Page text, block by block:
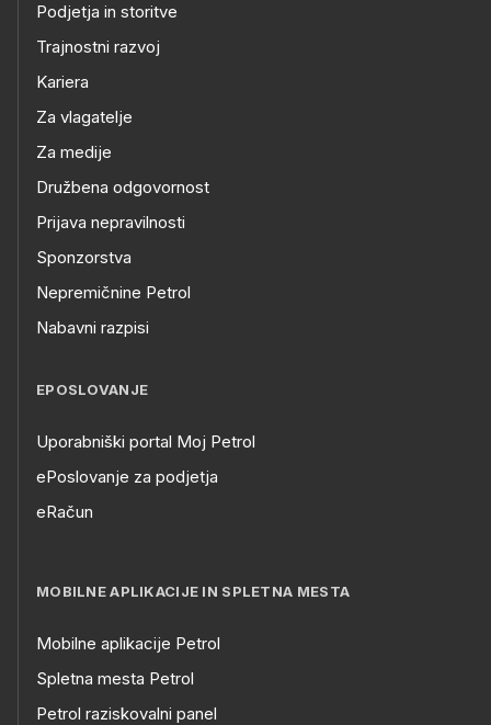
Podjetja in storitve
Trajnostni razvoj
Kariera
Za vlagatelje
Za medije
Družbena odgovornost
Prijava nepravilnosti
Sponzorstva
Nepremičnine Petrol
Nabavni razpisi
EPOSLOVANJE
Uporabniški portal Moj Petrol
ePoslovanje za podjetja
eRačun
MOBILNE APLIKACIJE IN SPLETNA MESTA
Mobilne aplikacije Petrol
Spletna mesta Petrol
Petrol raziskovalni panel